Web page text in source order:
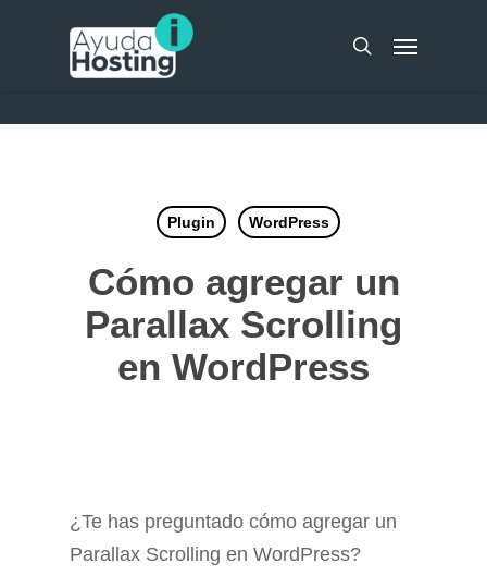
search
Menu
Plugin WordPress
Cómo agregar un
Parallax Scrolling
en WordPress
¿Te has preguntado cómo agregar un
Parallax Scrolling en WordPress?